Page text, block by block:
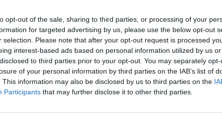
opt-out of the sale, sharing to third parties, or processing of your
for targeted advertising by us, please use the below opt-out
selection. Please note that after your opt-out request is processed
interest-based ads based on personal information utilized by us
to third parties prior to your opt-out. You may separately
of your personal information by third parties on the IAB’s list of
This information may also be disclosed by us to third parties on the
Participants that may further disclose it to other third parties.
porque es un elemento de preocupación
en ese sentido", defendió Planas, quien
la Comisión Europea para " la aprobación
España", que espera que “esté concluido
un papel esencial en la actividad